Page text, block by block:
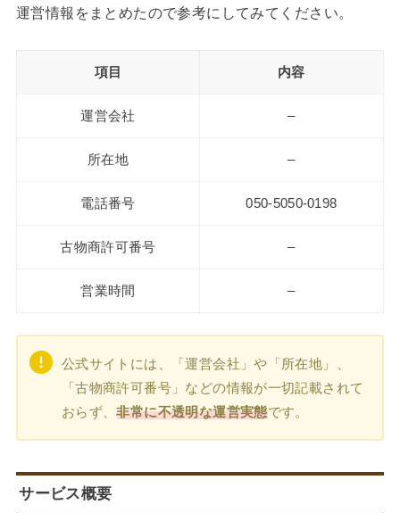
運営情報をまとめたので参考にしてみてください。
項目 内容
運営会社 –
所在地 –
電話番号 050-5050-0198
古物商許可番号 –
営業時間 –
公式サイトには、「運営会社」や「所在地」、
「古物商許可番号」などの情報が一切記載されて
おらず、非常に不透明な運営実態です。
サービス概要